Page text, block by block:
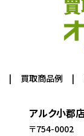
買取商品例
アルク小郡
〒754-0002